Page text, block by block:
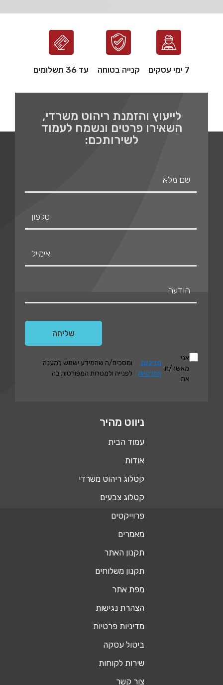
7 ימי עסקים קנייה בטוחה עד 36 תשלומים
לייעוץ והזמנת ריהוט משרדי,
השאירו פרטים ונשמח לעמוד
לשירותכם:
אני
מאשר/ת
את
מדיניות
הפרטיות
ומסכים/ה שהמידע ישמש למענה
לפנייה ולמטרות המפורטות בה
ניווט מהיר
עמוד הבית
אודות
קטלוג ריהוט משרדי
קטלוג צבעים
פרוייקטים
מאמרים
תקנון האתר
תקנון משלוחים
מפת אתר
הצהרת נגישות
מדיניות פרטיות
ביטול עסקה
שירות לקוחות
צור קשר